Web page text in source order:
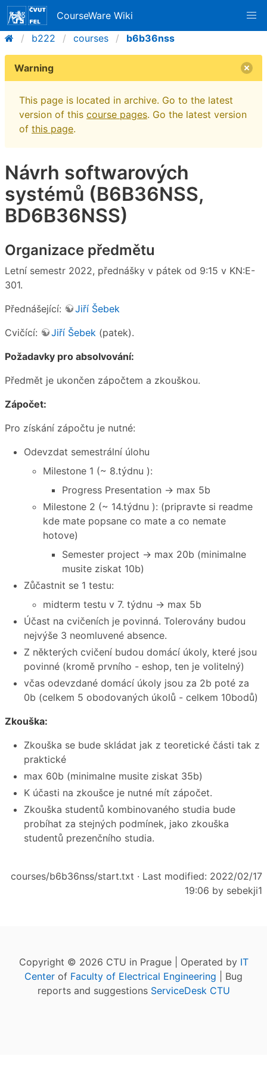
CourseWare Wiki
b222
courses b6b36nss
Warning
This page is located in archive. Go to the latest
version of this course pages. Go the latest version
of this page.
Návrh softwarových
systémů (B6B36NSS,
BD6B36NSS)
Organizace předmětu
Letní semestr 2022, přednášky v pátek od 9:15 v KN:E-
301.
Přednášející:
Jiří Šebek
Cvičící:
Jiří Šebek (patek).
Požadavky pro absolvování:
Předmět je ukončen zápočtem a zkouškou.
Zápočet:
Pro získání zápočtu je nutné:
Odevzdat semestrální úlohu
Milestone 1 (~ 8.týdnu ):
Progress Presentation → max 5b
Milestone 2 (~ 14.týdnu ): (pripravte si readme
kde mate popsane co mate a co nemate
hotove)
Semester project → max 20b (minimalne
musite ziskat 10b)
Zůčastnit se 1 testu:
midterm testu v 7. týdnu → max 5b
Účast na cvičeních je povinná. Tolerovány budou
nejvýše 3 neomluvené absence.
Z některých cvičení budou domácí úkoly, které jsou
povinné (kromě prvního - eshop, ten je volitelný)
včas odevzdané domácí úkoly jsou za 2b poté za
0b (celkem 5 obodovaných úkolů - celkem 10bodů)
Zkouška:
Zkouška se bude skládat jak z teoretické části tak z
praktické
max 60b (minimalne musite ziskat 35b)
K účasti na zkoušce je nutné mít zápočet.
Zkouška studentů kombinovaného studia bude
probíhat za stejných podmínek, jako zkouška
studentů prezenčního studia.
courses/b6b36nss/start.txt · Last modified: 2022/02/17
19:06 by sebekji1
Copyright © 2026 CTU in Prague | Operated by IT
Center of Faculty of Electrical Engineering | Bug
reports and suggestions ServiceDesk CTU